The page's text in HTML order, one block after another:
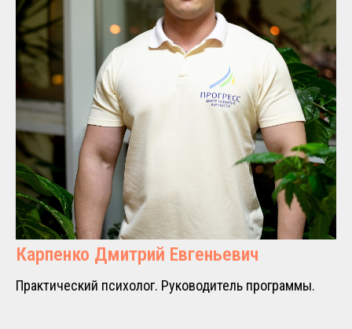
Карпенко Дмитрий Евгеньевич
Практический психолог. Руководитель программы.